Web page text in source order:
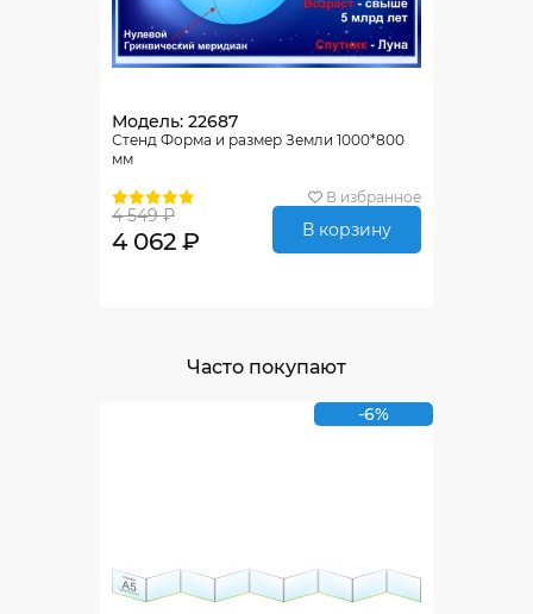
Модель: 22687
Стенд Форма и размер Земли 1000*800
мм
В избранное
4 549 ₽
4 062 ₽ В корзину
Часто покупают
-6%